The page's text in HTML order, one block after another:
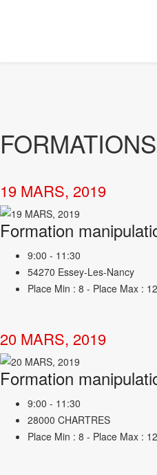
19 MARS, 2019
Formation
9:00 - 11:30
54270 Essey-Les-Nancy
Place Min : 8 - Place Max : 12
20 MARS, 2019
Formation
9:00 - 11:30
28000 CHARTRES
Place Min : 8 - Place Max : 12